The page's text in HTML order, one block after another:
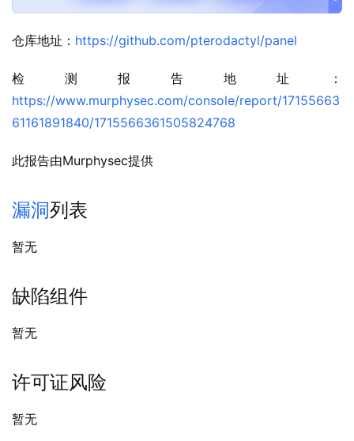
仓库地址： https://github.com/pterodactyl/panel
检测报告地址：
https://www.murphysec.com/console/report/17155663
61161891840/1715566361505824768
此报告由Murphysec提供
漏洞列表
暂无
缺陷组件
暂无
许可证风险
暂无